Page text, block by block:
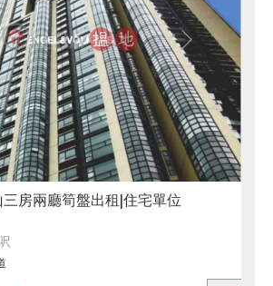
三房兩廳筍盤出租|住宅單位